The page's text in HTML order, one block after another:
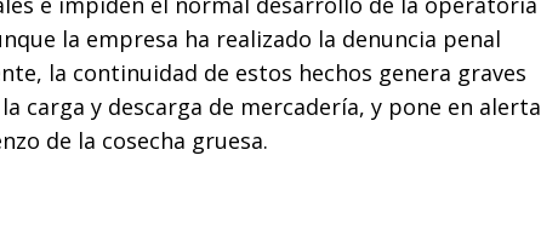
la empresa ha realizado la denuncia penal
la continuidad de estos hechos genera graves
carga y descarga de mercadería, y pone en alerta
de la cosecha gruesa.